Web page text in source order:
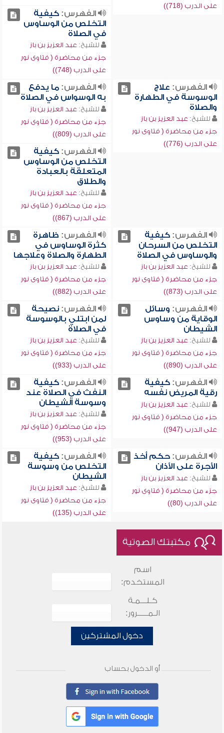
على الدرب (718))
الفهرس:كيفية
التخلص من الوساوس
في الصلاة
للشيخ: عبد العزيز بن باز
جزء من محاضرة ( فتاوى نور
على الدرب (748))
الفهرس: علاج
الوسوسة في الطهارة
والصلاة
للشيخ: عبد العزيز بن باز
جزء من محاضرة ( فتاوى نور
على الدرب (776))
الفهرس:ما يدفع
به الوسواس في الصلاة
للشيخ: عبد العزيز بن باز
جزء من محاضرة ( فتاوى نور
على الدرب (809))
الفهرس:كيفية
التخلص من الوساوس
المتعلقة بالعبادة
والطلاق
للشيخ: عبد العزيز بن باز
جزء من محاضرة ( فتاوى نور
على الدرب (867))
الفهرس:كيفية
التخلص من السرحان
والوساوس في الصلاة
للشيخ: عبد العزيز بن باز
جزء من محاضرة ( فتاوى نور
على الدرب (873))
الفهرس: ظاهرة
كثرة الوساوس في
الطهارة والصلاة وعلاجها
للشيخ: عبد العزيز بن باز
جزء من محاضرة ( فتاوى نور
على الدرب (882))
الفهرس: وسائل
الوقاية من وساوس
الشيطان
للشيخ: عبد العزيز بن باز
جزء من محاضرة ( فتاوى نور
على الدرب (890))
الفهرس:نصيحة
لمن ابتلي بالوسوسة
في الصلاة
للشيخ: عبد العزيز بن باز
جزء من محاضرة ( فتاوى نور
على الدرب (933))
الفهرس:كيفية
رقية المريض نفسه
للشيخ: عبد العزيز بن باز
جزء من محاضرة ( فتاوى نور
على الدرب (947))
الفهرس:كيفية
النفث في الصلاة عند
وسوسة الشيطان
للشيخ: عبد العزيز بن باز
جزء من محاضرة ( فتاوى نور
على الدرب (953))
الفهرس:حكم أخذ
الأجرة على الأذان
للشيخ: عبد العزيز بن باز
جزء من محاضرة ( فتاوى نور
على الدرب (80))
الفهرس:كيفية
التخلص من وسوسة
الشيطان
للشيخ: عبد العزيز بن باز
جزء من محاضرة ( فتاوى نور
على الدرب (135))
مكتبتك الصوتية
اسم
المستخدم:
كـلـــمـة
الـمـــــرور:
دخول المشتركين
أو الدخول بحساب